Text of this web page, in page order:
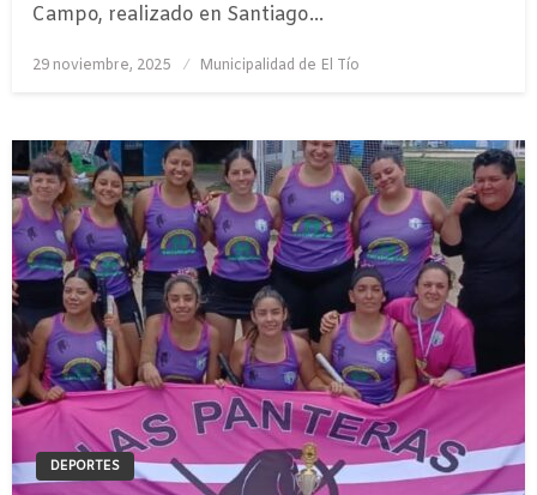
Campo, realizado en Santiago…
Publicado
29 noviembre, 2025 Municipalidad de El Tío
DEPORTES